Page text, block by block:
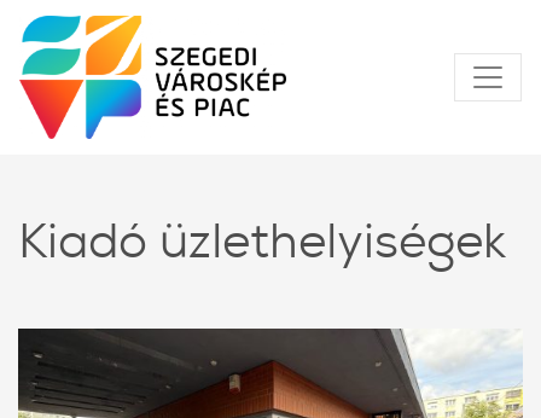
Kiadó üzlethelyiségek